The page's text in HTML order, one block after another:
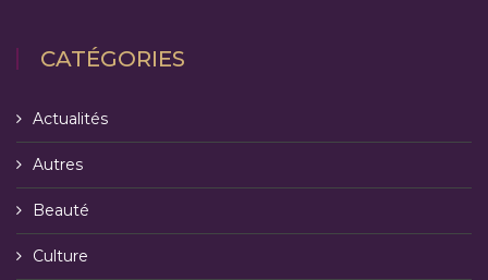
CATÉGORIES
Actualités
Autres
Beauté
Culture